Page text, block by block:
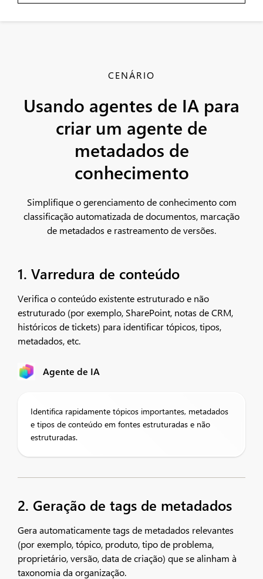
CENÁRIO
Usando agentes de IA para
criar um agente de
metadados de
conhecimento
Simplifique o gerenciamento de conhecimento com
classificação automatizada de documentos, marcação
de metadados e rastreamento de versões.
1. Varredura de conteúdo
Verifica o conteúdo existente estruturado e não
estruturado (por exemplo, SharePoint, notas de CRM,
históricos de tickets) para identificar tópicos, tipos,
metadados, etc.
Agente de IA
Identifica rapidamente tópicos importantes, metadados
e tipos de conteúdo em fontes estruturadas e não
estruturadas.
2. Geração de tags de metadados
Gera automaticamente tags de metadados relevantes
(por exemplo, tópico, produto, tipo de problema,
proprietário, versão, data de criação) que se alinham à
taxonomia da organização.